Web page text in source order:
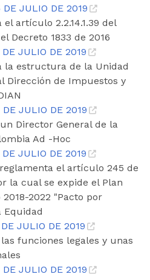
DE JULIO DE 2019
artículo 2.2.14.1.39 del
Decreto 1833 de 2016
JULIO DE 2019
la estructura de la Unidad
Dirección de Impuestos y
JULIO DE 2019
Director General de la
Ad -Hoc
JULIO DE 2019
el artículo 245 de
la cual se expide el Plan
2022 "Pacto por
Equidad
JULIO DE 2019
funciones legales y unas
JULIO DE 2019